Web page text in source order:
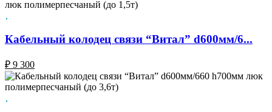
Кабельный колодец связи “Витал” d600мм/6...
₽ 9 300